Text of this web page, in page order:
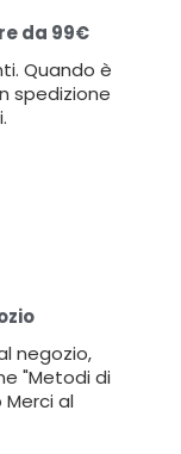
da 99€
Quando è
spedizione
negozio,
"Metodi di
al